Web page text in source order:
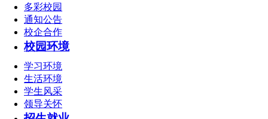
多彩校园
通知公告
校企合作
校园环境
学习环境
生活环境
学生风采
领导关怀